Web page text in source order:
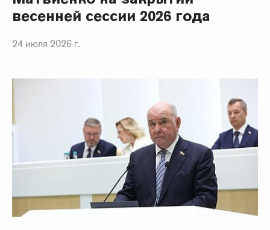
весенней сессии 2026 года
24 июля 2026 г.